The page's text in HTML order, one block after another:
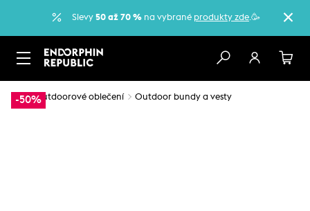
Slevy 50 až 70 % na vybrané produkty zde.🥳
-50%
… Outdoorové oblečení Outdoor bundy a vesty